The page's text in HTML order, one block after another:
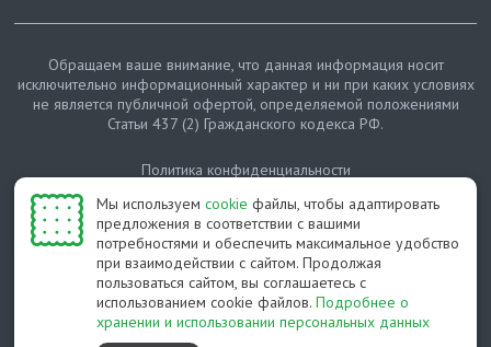
Мы используем cookie файлы, чтобы адаптировать
предложения в соответствии с вашими
потребностями и обеспечить максимальное удобство
при взаимодействии с сайтом. Продолжая
пользоваться сайтом, вы соглашаетесь с
использованием cookie файлов. Подробнее о
хранении и использовании персональных данных
© Протепло-СПб, 2011-2026
Обращаем ваше внимание, что данная информация носит
исключительно информационный характер и ни при каких условиях
не является публичной офертой, определяемой положениями
Статьи 437 (2) Гражданского кодекса РФ.
Политика конфиденциальности
Карта сайта
Разработано студией Feel Good St